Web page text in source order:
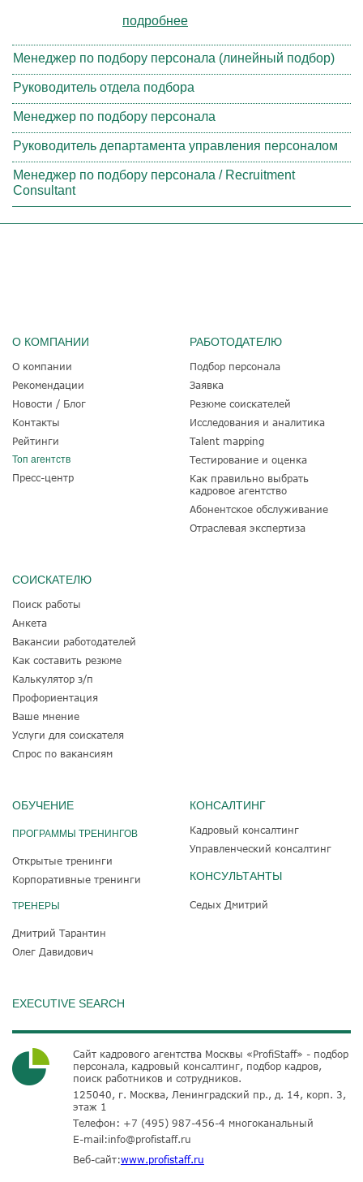
подробнее
Менеджер по подбору персонала (линейный подбор)
Руководитель отдела подбора
Менеджер по подбору персонала
Руководитель департамента управления персоналом
Менеджер по подбору персонала / Recruitment
Consultant
О КОМПАНИИ
О компании
Рекомендации
Новости / Блог
Контакты
Рейтинги
Топ агентств
Пресс-центр
РАБОТОДАТЕЛЮ
Подбор персонала
Заявка
Резюме соискателей
Исследования и аналитика
Talent mapping
Тестирование и оценка
Как правильно выбрать
кадровое агентство
Абонентское обслуживание
Отраслевая экспертиза
СОИСКАТЕЛЮ
Поиск работы
Анкета
Вакансии работодателей
Как составить резюме
Калькулятор з/п
Профориентация
Ваше мнение
Услуги для соискателя
Спрос по вакансиям
ОБУЧЕНИЕ
ПРОГРАММЫ ТРЕНИНГОВ
Открытые тренинги
Корпоративные тренинги
ТРЕНЕРЫ
Дмитрий Тарантин
Олег Давидович
КОНСАЛТИНГ
Кадровый консалтинг
Управленческий консалтинг
КОНСУЛЬТАНТЫ
Седых Дмитрий
EXECUTIVE SEARCH
Сайт кадрового агентства Москвы «ProfiStaff» - подбор
персонала, кадровый консалтинг, подбор кадров,
поиск работников и сотрудников.
125040, г. Москва, Ленинградский пр., д. 14, корп. 3,
этаж 1
Телефон: +7 (495) 987-456-4 многоканальный
E-mail:info@profistaff.ru
Веб-сайт:www.profistaff.ru